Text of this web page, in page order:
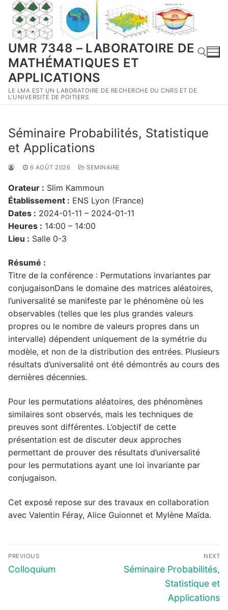
Aller
contenu
UMR 7348 – LABORATOIRE DE
MATHÉMATIQUES ET
APPLICATIONS
LE LMA EST UN LABORATOIRE DE RECHERCHE DU CNRS ET DE
L'UNIVERSITÉ DE POITIERS
Rechercher :
Séminaire Probabilités, Statistique
et Applications
6 AOÛT 2026 SEMINAIRE
Orateur : Slim Kammoun
Établissement : ENS Lyon (France)
Dates : 2024-01-11 – 2024-01-11
Heures : 14:00 – 14:00
Lieu : Salle 0-3
Résumé :
Titre de la conférence : Permutations invariantes par
conjugaisonDans le domaine des matrices aléatoires,
l’universalité se manifeste par le phénomène où les
observables (telles que les plus grandes valeurs
propres ou le nombre de valeurs propres dans un
intervalle) dépendent uniquement de la symétrie du
modèle, et non de la distribution des entrées. Plusieurs
résultats d’universalité ont été démontrés au cours des
dernières décennies.
Pour les permutations aléatoires, des phénomènes
similaires sont observés, mais les techniques de
preuves sont différentes. L’objectif de cette
présentation est de discuter deux approches
permettant de prouver des résultats d’universalité
pour les permutations ayant une loi invariante par
conjugaison.
Cet exposé repose sur des travaux en collaboration
avec Valentin Féray, Alice Guionnet et Mylène Maïda.
Navigation
de
PREVIOUS
Previous
Colloquium
NEXT
Next
Séminaire Probabilités,
Statistique et
Applications